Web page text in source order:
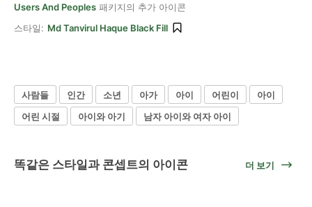
Users And Peoples 패키지의 추가 아이콘
스타일: Md Tanvirul Haque Black Fill
사람들 인간 소년 아가 아이 어린이
아이
어린 시절
아이와 아기 남자 아이와 여자 아이
똑같은 스타일과 콘셉트의 아이콘 더 보기